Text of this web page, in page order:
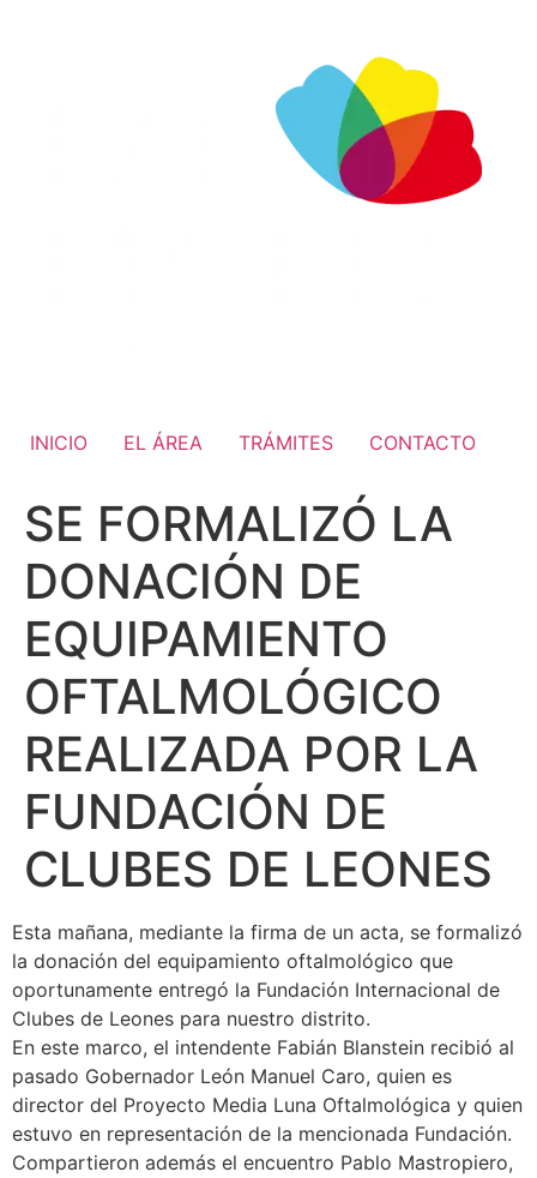
INICIO EL ÁREA TRÁMITES CONTACTO
SE FORMALIZÓ LA
DONACIÓN DE
EQUIPAMIENTO
OFTALMOLÓGICO
REALIZADA POR LA
FUNDACIÓN DE
CLUBES DE LEONES
Esta mañana, mediante la firma de un acta, se formalizó
la donación del equipamiento oftalmológico que
oportunamente entregó la Fundación Internacional de
Clubes de Leones para nuestro distrito.
En este marco, el intendente Fabián Blanstein recibió al
pasado Gobernador León Manuel Caro, quien es
director del Proyecto Media Luna Oftalmológica y quien
estuvo en representación de la mencionada Fundación.
Compartieron además el encuentro Pablo Mastropiero,